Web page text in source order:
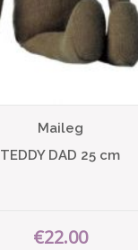
Maileg
TEDDY DAD 25 cm
€22.00